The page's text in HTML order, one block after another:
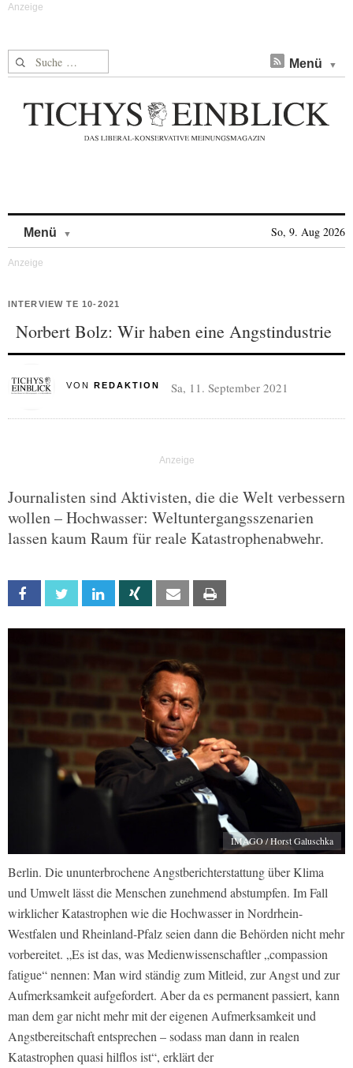
Suche nach: Menü
Menü So, 9. Aug 2026
INTERVIEW TE 10-2021
Norbert Bolz: Wir haben eine Angstindustrie
VON REDAKTION Sa, 11. September 2021
Journalisten sind Aktivisten, die die Welt verbessern
wollen – Hochwasser: Weltuntergangsszenarien
lassen kaum Raum für reale Katastrophenabwehr.
Facebook Twitter Linkedin Xing Email
IMAGO / Horst Galuschka
Berlin. Die ununterbrochene Angstberichterstattung über Klima
und Umwelt lässt die Menschen zunehmend abstumpfen. Im Fall
wirklicher Katastrophen wie die Hochwasser in Nordrhein-
Westfalen und Rheinland-Pfalz seien dann die Behörden nicht mehr
vorbereitet. „Es ist das, was Medienwissenschaftler „compassion
fatigue“ nennen: Man wird ständig zum Mitleid, zur Angst und zur
Aufmerksamkeit aufgefordert. Aber da es permanent passiert, kann
man dem gar nicht mehr mit der eigenen Aufmerksamkeit und
Angstbereitschaft entsprechen – sodass man dann in realen
Katastrophen quasi hilflos ist“, erklärt der